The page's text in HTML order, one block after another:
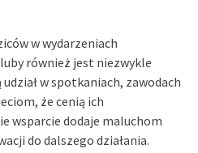
w wydarzeniach
również jest niezwykle
w spotkaniach, zawodach
że cenią ich
wsparcie dodaje maluchom
do dalszego działania.